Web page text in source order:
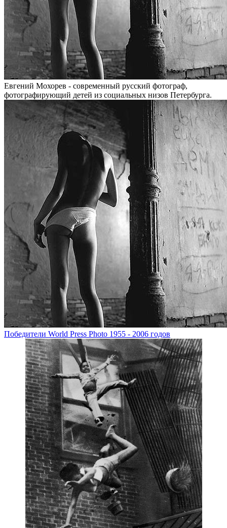
Евгений Мохорев - современный русский фотограф,
фотографирующий детей из социальных низов Петербурга.
Победители World Press Photo 1955 - 2006 годов